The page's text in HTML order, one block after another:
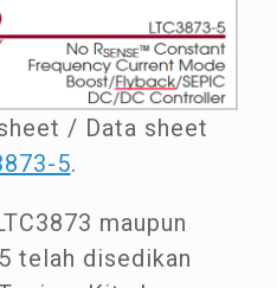
/ Data sheet
5.
maupun
telah disedikan